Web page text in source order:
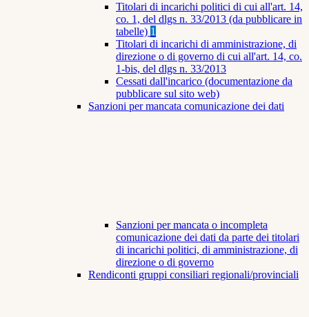
Titolari di incarichi politici di cui all'art. 14,
co. 1, del dlgs n. 33/2013 (da pubblicare in
tabelle) 1
Titolari di incarichi di amministrazione, di
direzione o di governo di cui all'art. 14, co.
1-bis, del dlgs n. 33/2013
Cessati dall'incarico (documentazione da
pubblicare sul sito web)
Sanzioni per mancata comunicazione dei dati
Sanzioni per mancata o incompleta
comunicazione dei dati da parte dei titolari
di incarichi politici, di amministrazione, di
direzione o di governo
Rendiconti gruppi consiliari regionali/provinciali